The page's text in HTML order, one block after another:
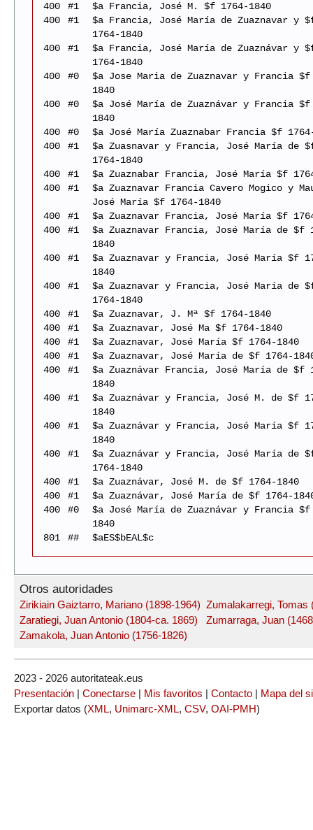
400
#1
$a Francia, José M. $f 1764-1840
400
#1
$a Francia, José María de Zuaznavar y
1764-1840
400
#1
$a Francia, José María de Zuaznávar y
1764-1840
400
#0
$a Jose Maria de Zuaznavar y Francia $f
1840
400
#0
$a José María de Zuaznávar y Francia $f
1840
400
#0
$a José María Zuaznabar Francia $f
400
#1
$a Zuasnavar y Francia, José María de
1764-1840
400
#1
$a Zuaznabar Francia, José María $f
400
#1
$a Zuaznavar Francia Cavero Mogico y
José María $f 1764-1840
400
#1
$a Zuaznavar Francia, José María $f
400
#1
$a Zuaznavar Francia, José María de $f
1840
400
#1
$a Zuaznavar y Francia, José María $f
1840
400
#1
$a Zuaznavar y Francia, José María de
1764-1840
400
#1
$a Zuaznavar, J. Mª $f 1764-1840
400
#1
$a Zuaznavar, José Ma $f 1764-1840
400
#1
$a Zuaznavar, José María $f 1764-1840
400
#1
$a Zuaznavar, José María de $f 1764-
400
#1
$a Zuaznávar Francia, José María de $f
1840
400
#1
$a Zuaznávar y Francia, José M. de $f
1840
400
#1
$a Zuaznávar y Francia, José María $f
1840
400
#1
$a Zuaznávar y Francia, José María de
1764-1840
400
#1
$a Zuaznávar, José M. de $f 1764-1840
400
#1
$a Zuaznávar, José María de $f 1764-
400
#0
$a José María de Zuaznávar y Francia $f
1840
801
## $aES$bEAL$c
Otros autoridades
Zirikiain Gaiztarro, Mariano (1898-1964)
Zaratiegi, Juan Antonio (1804-ca. 1869)
Zamakola, Juan Antonio (1756-1826)
Zumalakarregi, Tomas
Zumarraga, Juan
2023 - 2026 autoritateak.eus
Presentación | Conectarse | Mis favoritos | Contacto | Mapa del
Exportar datos (XML, Unimarc-XML, CSV, OAI-PMH)